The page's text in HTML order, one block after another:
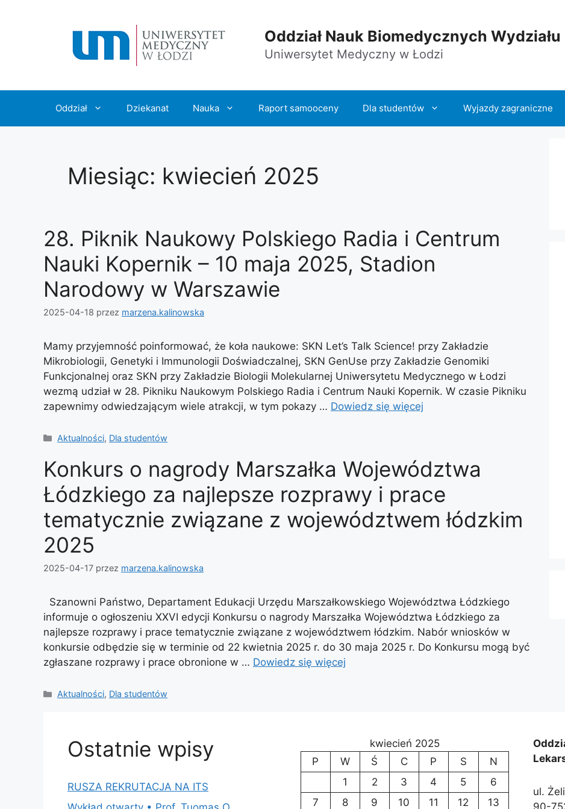
Oddział Nauk Biomedycznych
Uniwersytet Medyczny w Łodzi
Oddział Dziekanat Nauka Raport samooceny Dla studentów Wyjazdy zagraniczne
Miesiąc: kwiecień 2025
28. Piknik Naukowy Polskiego Radia i Centrum
Nauki Kopernik – 10 maja 2025, Stadion
Narodowy w Warszawie
2025-04-18 przez marzena.kalinowska
Mamy przyjemność poinformować, że koła naukowe: SKN Let’s Talk Science! przy Zakładzie
Mikrobiologii, Genetyki i Immunologii Doświadczalnej, SKN GenUse przy Zakładzie Genomiki
Funkcjonalnej oraz SKN przy Zakładzie Biologii Molekularnej Uniwersytetu Medycznego w Łodzi
wezmą udział w 28. Pikniku Naukowym Polskiego Radia i Centrum Nauki Kopernik. W czasie Pikniku
zapewnimy odwiedzającym wiele atrakcji, w tym pokazy … Dowiedz się więcej
Kategorie
Aktualności, Dla studentów
Konkurs o nagrody Marszałka Województwa
Łódzkiego za najlepsze rozprawy i prace
tematycznie związane z województwem łódzkim
2025
2025-04-17 przez marzena.kalinowska
Szanowni Państwo, Departament Edukacji Urzędu Marszałkowskiego Województwa Łódzkiego
informuje o ogłoszeniu XXVI edycji Konkursu o nagrody Marszałka Województwa Łódzkiego za
najlepsze rozprawy i prace tematycznie związane z województwem łódzkim. Nabór wniosków w
konkursie odbędzie się w terminie od 22 kwietnia 2025 r. do 30 maja 2025 r. Do Konkursu mogą być
zgłaszane rozprawy i prace obronione w … Dowiedz się więcej
Kategorie
Aktualności, Dla studentów
Ostatnie wpisy
RUSZA REKRUTACJA NA ITS
kwiecień 2025
P
W Ś C P S
N
1
2 3 4 5
6
7
8 9 10 11 12 13
ul.